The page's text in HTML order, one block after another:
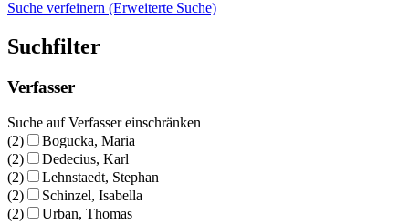
Suche verfeinern (Erweiterte Suche)
Suchfilter
Verfasser
Suche auf Verfasser einschränken
(2)
Bogucka, Maria
(2)
Dedecius, Karl
(2)
Lehnstaedt, Stephan
(2)
Schinzel, Isabella
(2)
Urban, Thomas